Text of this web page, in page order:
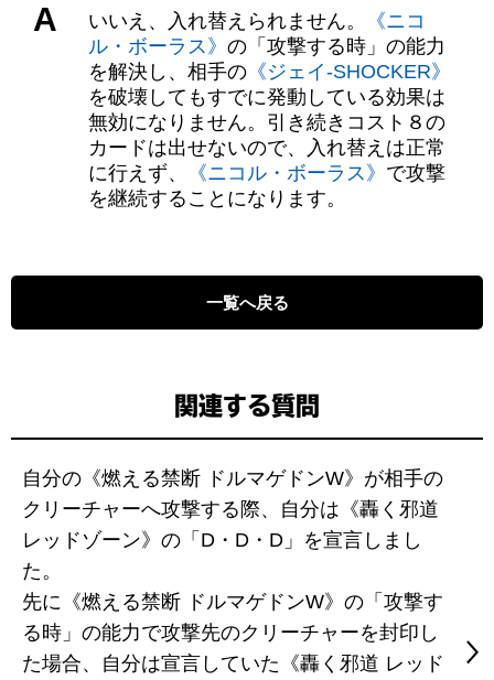
A いいえ、入れ替えられません。
《ニコ
ル・ボーラス》 の「攻撃する時」の能力
を解決し、相手の 《ジェイ-SHOCKER》
を破壊してもすでに発動している効果は
無効になりません。引き続きコスト８の
カードは出せないので、入れ替えは正常
に行えず、
《ニコル・ボーラス》 で攻撃
を継続することになります。
一覧へ戻る
関連する質問
自分の《燃える禁断 ドルマゲドンW》が相手の
クリーチャーへ攻撃する際、自分は《轟く邪道
レッドゾーン》の「D・D・D」を宣言しまし
た。
先に《燃える禁断 ドルマゲドンW》の「攻撃す
る時」の能力で攻撃先のクリーチャーを封印し
た場合、自分は宣言していた《轟く邪道 レッド